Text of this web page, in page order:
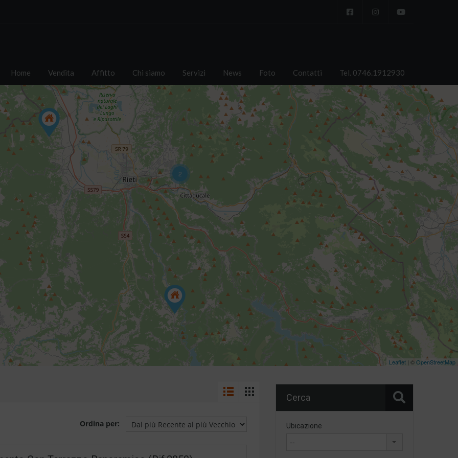
Home Vendita Affitto Chi siamo Servizi News Foto Contatti Tel. 0746.1912930
2
Leaflet | ©OpenStreetMap
Ordina per:
Cerca
Ubicazione
--